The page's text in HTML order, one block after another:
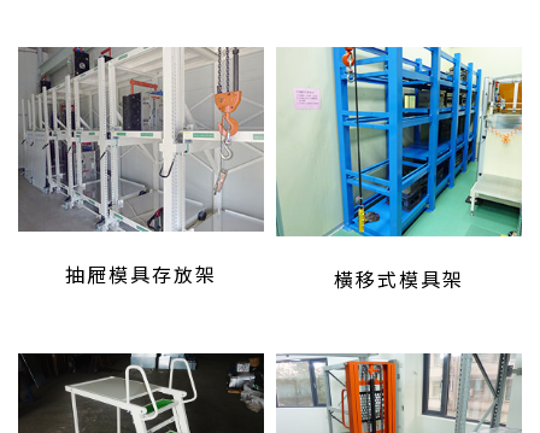
抽屜模具存放架 橫移式模具架